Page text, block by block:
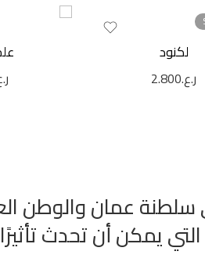
لكنود
ر.ع.2.800
عمان والوطن
أن تحدث تأثيرًا